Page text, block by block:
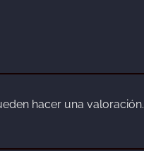
hacer una valoración.